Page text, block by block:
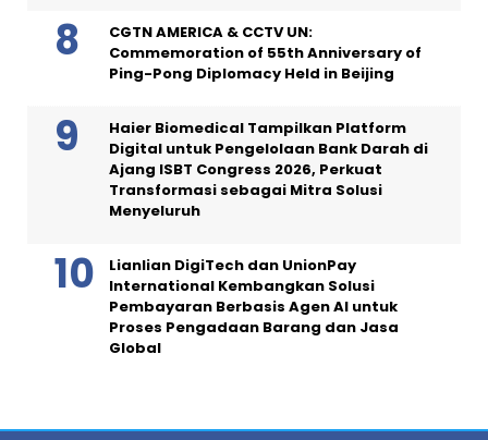
CGTN AMERICA & CCTV UN:
Commemoration of 55th Anniversary of
Ping-Pong Diplomacy Held in Beijing
Haier Biomedical Tampilkan Platform
Digital untuk Pengelolaan Bank Darah di
Ajang ISBT Congress 2026, Perkuat
Transformasi sebagai Mitra Solusi
Menyeluruh
Lianlian DigiTech dan UnionPay
International Kembangkan Solusi
Pembayaran Berbasis Agen AI untuk
Proses Pengadaan Barang dan Jasa
Global